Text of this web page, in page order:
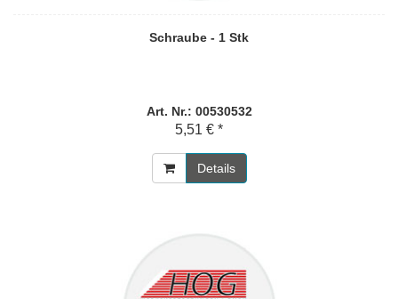
Schraube - 1 Stk
Art. Nr.: 00530532
5,51 € *
Details